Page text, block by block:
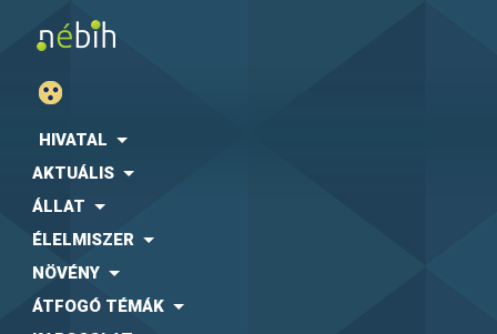
HIVATAL
AKTUÁLIS
ÁLLAT
ÉLELMISZER
NÖVÉNY
ÁTFOGÓ TÉMÁK